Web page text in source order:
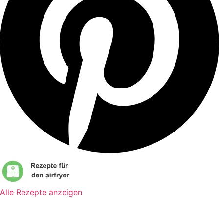
Alle Rezepte anzeigen